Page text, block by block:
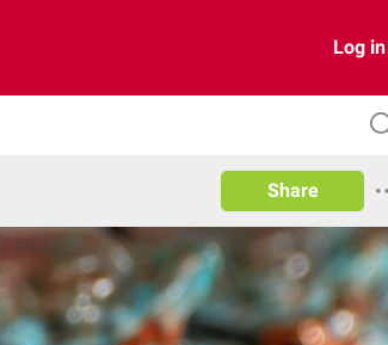
Log in
Share